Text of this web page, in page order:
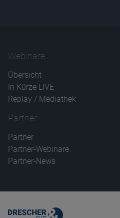
Webinare
Übersicht
In Kürze LIVE
Replay / Mediathek
Partner
Partner
Partner-Webinare
Partner-News